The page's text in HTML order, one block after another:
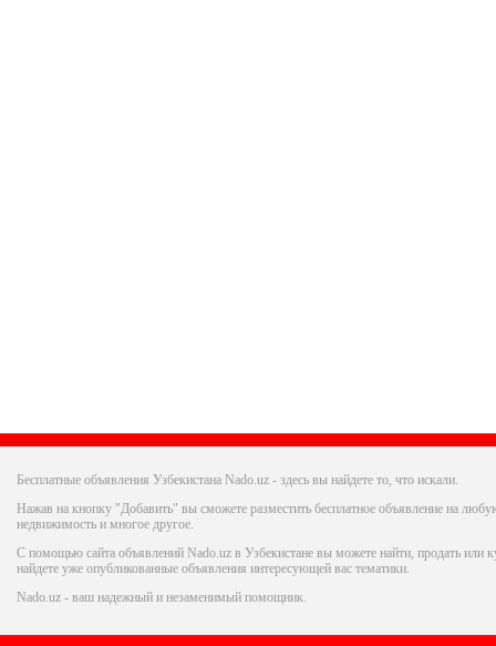
Бесплатные объявления Узбекистана Nado.uz - здесь вы найдете то, что искали.
Нажав на кнопку "Добавить" вы сможете разместить бесплатное объявление на
недвижимость и многое другое.
С помощью сайта объявлений Nado.uz в Узбекистане вы можете найти, продать или
найдете уже опубликованные объявления интересующей вас тематики.
Nado.uz - ваш надежный и незаменимый помощник.